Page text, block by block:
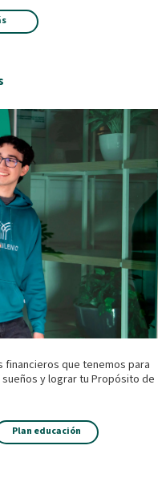
que tenemos para
y lograr tu Propósito de
Plan educación